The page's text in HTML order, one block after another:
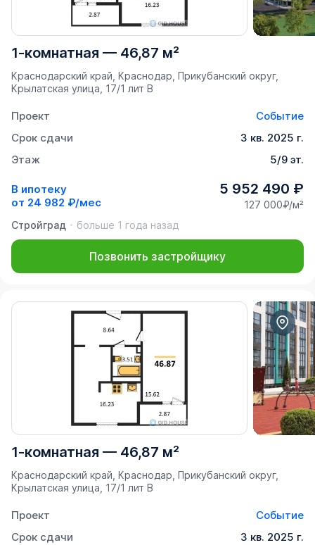
1-комнатная — 46,87 м²
Краснодарский край, Краснодар, Прикубанский округ,
Крылатская улица, 17/1 лит В
Проект
Событие
Срок сдачи
3 кв. 2025 г.
Этаж
5/9 эт.
В ипотеку
от 24 982 ₽/мес
5 952 490 ₽
127 000₽/м²
Стройград
больше 1 года назад
Позвонить застройщику
1-комнатная — 46,87 м²
Краснодарский край, Краснодар, Прикубанский округ,
Крылатская улица, 17/1 лит В
Проект
Событие
Срок сдачи
3 кв. 2025 г.